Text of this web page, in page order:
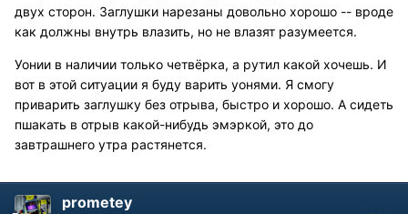
двух сторон. Заглушки нарезаны довольно хорошо -- вроде
как должны внутрь влазить, но не влазят разумеется.
Уонии в наличии только четвёрка, а рутил какой хочешь. И
вот в этой ситуации я буду варить уонями. Я смогу
приварить заглушку без отрыва, быстро и хорошо. А сидеть
пшакать в отрыв какой-нибудь эмэркой, это до
завтрашнего утра растянется.
prometey